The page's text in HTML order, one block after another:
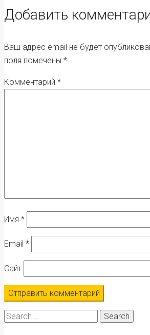
Добавить
Ваш адрес email не будет
поля помечены *
Комментарий *
Имя *
Email *
Сайт
Search